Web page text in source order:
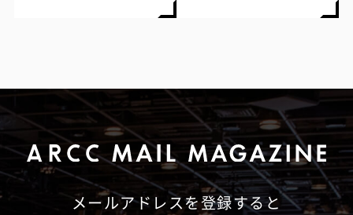
メールアドレスを登録すると